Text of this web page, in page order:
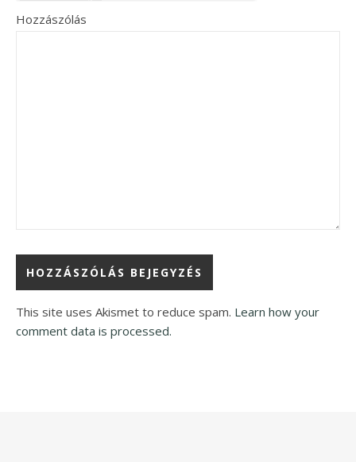
Hozzászólás
This site uses Akismet to reduce spam. Learn how your
comment data is processed.